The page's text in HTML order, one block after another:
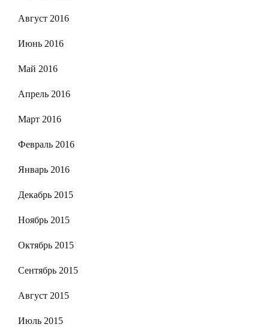
Август 2016
Июнь 2016
Май 2016
Апрель 2016
Март 2016
Февраль 2016
Январь 2016
Декабрь 2015
Ноябрь 2015
Октябрь 2015
Сентябрь 2015
Август 2015
Июль 2015